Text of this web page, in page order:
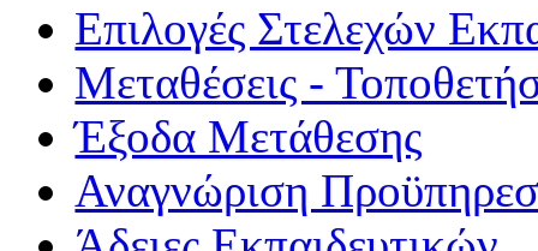
Επιλογές Στελεχών
Μεταθέσεις -
Έξοδα Μετάθεσης
Αναγνώριση